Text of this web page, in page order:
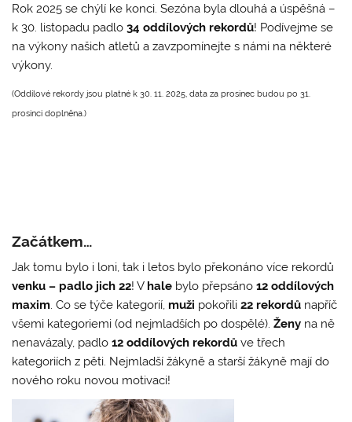
Rok 2025 se chýlí ke konci. Sezóna byla dlouhá a úspěšná –
k 30. listopadu padlo34 oddílových rekordů! Podívejme se
na výkony našich atletů a zavzpomínejte s námi na některé
výkony.
(Oddílové rekordy jsou platné k 30. 11. 2025, data za prosinec budou po 31.
prosinci doplněna.)
Začátkem…
Jak tomu bylo i loni, tak i letos bylo překonáno více rekordů
venku – padlo jich 22! V hale bylo přepsáno12 oddílových
maxim. Co se týče kategorií, muži pokořili22 rekordů napříč
všemi kategoriemi (od nejmladších po dospělé).Ženy na ně
nenavázaly, padlo12 oddílových rekordů ve třech
kategoriích z pěti. Nejmladší žákyně a starší žákyně mají do
nového roku novou motivaci!